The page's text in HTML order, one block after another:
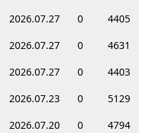
2026.07.27 0
4405
2026.07.27 0
4631
2026.07.27 0
4403
2026.07.23 0
5129
2026.07.20 0
4794